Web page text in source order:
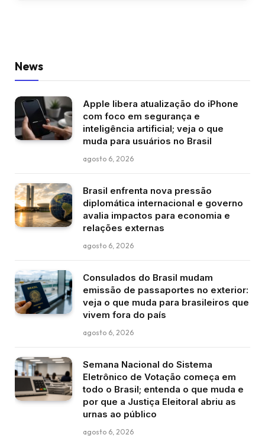
News
Apple libera atualização do iPhone
com foco em segurança e
inteligência artificial; veja o que
muda para usuários no Brasil
agosto 6, 2026
Brasil enfrenta nova pressão
diplomática internacional e governo
avalia impactos para economia e
relações externas
agosto 6, 2026
Consulados do Brasil mudam
emissão de passaportes no exterior:
veja o que muda para brasileiros que
vivem fora do país
agosto 6, 2026
Semana Nacional do Sistema
Eletrônico de Votação começa em
todo o Brasil; entenda o que muda e
por que a Justiça Eleitoral abriu as
urnas ao público
agosto 6, 2026